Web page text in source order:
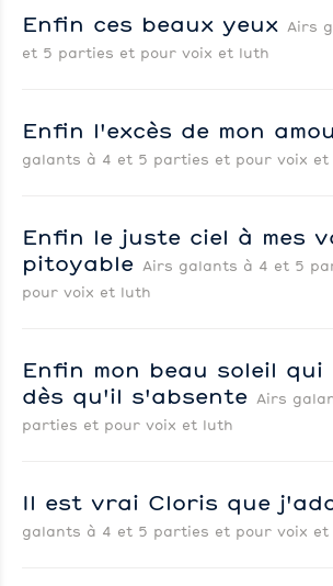
Enfin ces beaux yeux Airs
et 5 parties et pour voix et luth
Enfin l'excès de mon
galants à 4 et 5 parties et pour voix et
Enfin le juste ciel à mes
pitoyable Airs galants à 4 et 5
pour voix et luth
Enfin mon beau soleil qui
dès qu'il s'absente Airs
parties et pour voix et luth
Il est vrai Cloris que
galants à 4 et 5 parties et pour voix et